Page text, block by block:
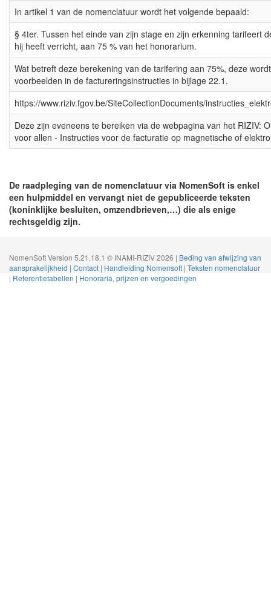
In artikel 1 van de nomenclatuur wordt het volgende bepaald:
§ 4ter. Tussen het einde van zijn stage en zijn erkenning tarifeert
hij heeft verricht, aan 75 % van het honorarium.
Wat betreft deze berekening van de tarifering aan 75%, deze
voorbeelden in de factureringsinstructies in bijlage 22.1.
https://www.riziv.fgov.be/SiteCollectionDocuments/
Deze zijn eveneens te bereiken via de webpagina van het RIZIV:
voor allen - Instructies voor de facturatie op magnetische of
De raadpleging van de nomenclatuur via NomenSoft is enkel
een hulpmiddel en vervangt niet de gepubliceerde teksten
(koninklijke besluiten, omzendbrieven,…) die als enige
rechtsgeldig zijn.
NomenSoft Version 5.21.18.1 © INAMI-RIZIV 2026 | Beding van afwijzing van
aansprakelijkheid | Contact | Handleiding Nomensoft | Teksten nomenclatuur
| Referentietabellen | Honoraria, prijzen en vergoedingen